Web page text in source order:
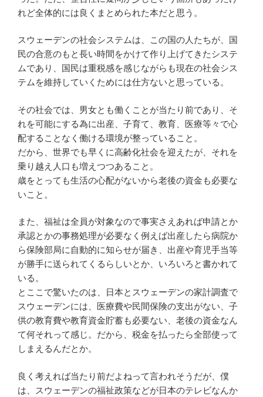
れど全体的には良くまとめられた本だと思う。
スウェーデンの社会システムは、この国の人たちが、国
民の合意のもと長い時間をかけて作り上げてきたシステ
ムであり、国民は重税感を感じながらも現在の社会シス
テムを維持していくためには仕方ないと思っている。
その社会では、男女とも働くことが当たり前であり、そ
れを可能にする為に出産、子育て、教育、医療等々で心
配することなく働ける環境が整っていること。
だから、世界でも早くに高齢化社会を迎えたが、それを
乗り越え人口も増えつつあること。
歳をとっても生活の心配がないから老後の資金も必要な
いこと。
また、福祉は全員が対象なので事実さえあれば申請とか
承認とかの事務処理が必要なく例えば出産したら病院か
ら保険部局に自動的に知らせが届き、出産や育児手当等
が勝手に送られてくるらしいとか、いろいろと書かれて
いる。
とここで驚いたのは、日本とスウェーデンの家計調査で
スウェーデンには、医療費や民間保険の支出がない、子
供の教育費や教育資金貯蓄も必要ない、老後の資金なん
て何それって感じ。だから、税金を払ったら全部使って
しまえるんだとか。
良く考えれば当たり前だよねって言われそうだが、僕
は、スウェーデンの福祉政策などが日本のテレビなんか